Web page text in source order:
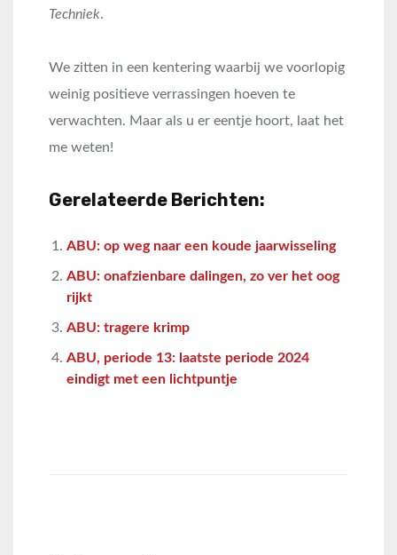
Techniek.
We zitten in een kentering waarbij we voorlopig
weinig positieve verrassingen hoeven te
verwachten. Maar als u er eentje hoort, laat het
me weten!
Gerelateerde Berichten:
ABU: op weg naar een koude jaarwisseling
ABU: onafzienbare dalingen, zo ver het oog
rijkt
ABU: tragere krimp
ABU, periode 13: laatste periode 2024
eindigt met een lichtpuntje